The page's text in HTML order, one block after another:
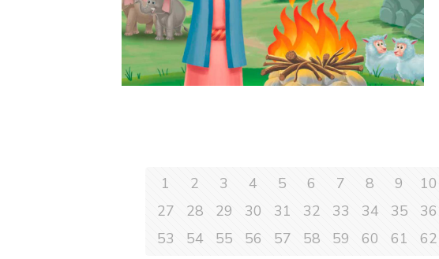
1 2 3 4 5 6 7 8 9 10
27
28 29 30 31 32 33 34 35 36
53
54 55 56 57 58 59 60 61 62